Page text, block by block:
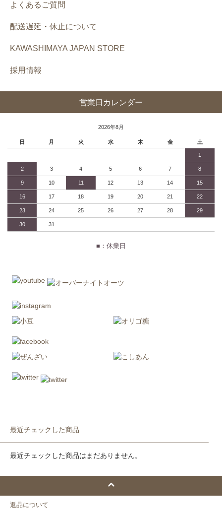
よくあるご質問
配送遅延・休止について
KAWASHIMAYA JAPAN STORE
採用情報
営業日カレンダー
2026年8月
日 月 火 水 木 金 土
1
2 3 4 5 6 7 8
9 10 11 12 13 14 15
16 17 18 19 20 21 22
23 24 25 26 27 28 29
30 31
■：休業日
最近チェックした商品
最近チェックした商品はまだありません。
返品について